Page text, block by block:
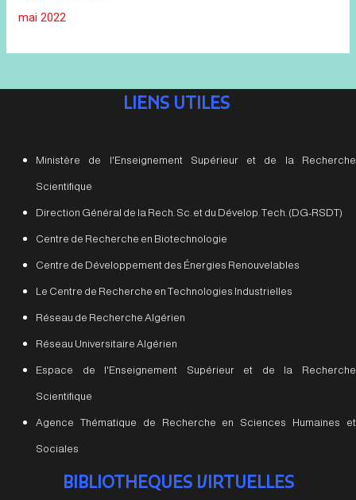
mai 2022
LIENS UTILES
Ministère de l'Enseignement Supérieur et de la Recherche
Scientifique
Direction Général de la Rech. Sc. et du Dévelop. Tech. (DG-RSDT)
Centre de Recherche en Biotechnologie
Centre de Développement des Énergies Renouvelables
Le Centre de Recherche en Technologies Industrielles
Réseau de Recherche Algérien
Réseau Universitaire Algérien
Espace de l'Enseignement Supérieur et de la Recherche
Scientifique
Agence Thématique de Recherche en Sciences Humaines et
Sociales
BIBLIOTHEQUES VIRTUELLES